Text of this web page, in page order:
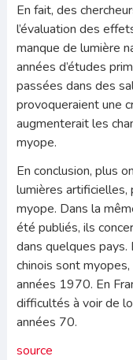
En fait, des
l’évaluation des
manque de lumière
années d’études
passées dans des
provoqueraient une
augmenterait les
myope.
En conclusion, plus
lumières artificielles,
myope. Dans la
été publiés, ils
dans quelques
chinois sont
années 1970. En
difficultés à voir de
années 70.
source